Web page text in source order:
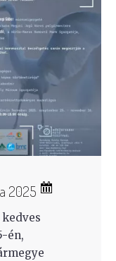
2025
én,